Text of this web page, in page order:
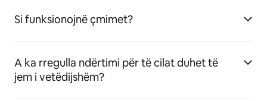
Si funksionojnë çmimet?
A ka rregulla ndërtimi për të cilat duhet të
jem i vetëdijshëm?